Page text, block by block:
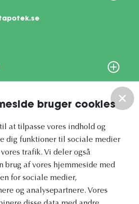
bruger cookies
at tilpasse vores indhold og
dig funktioner til sociale medier
trafik. Vi deler også
brug af vores hjemmeside med
for sociale medier,
og analysepartnere. Vores
er en del af